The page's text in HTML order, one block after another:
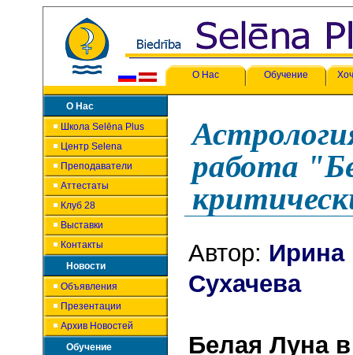
О Нас Обучение
О Нас
Школа Selēna Plus
Центр Selena
Преподаватели
Аттестаты
Клуб 28
Выставки
Контакты
Новости
Объявления
Презентации
Архив Новостей
Обучение
работа
Автор: Ирина
Сухачева
Белая Луна